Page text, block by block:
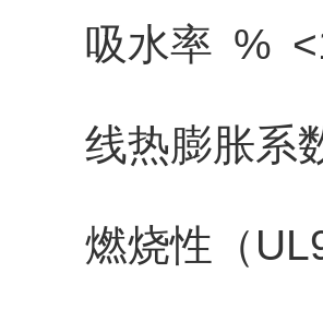
吸水率 %
线热膨胀系
燃烧性（